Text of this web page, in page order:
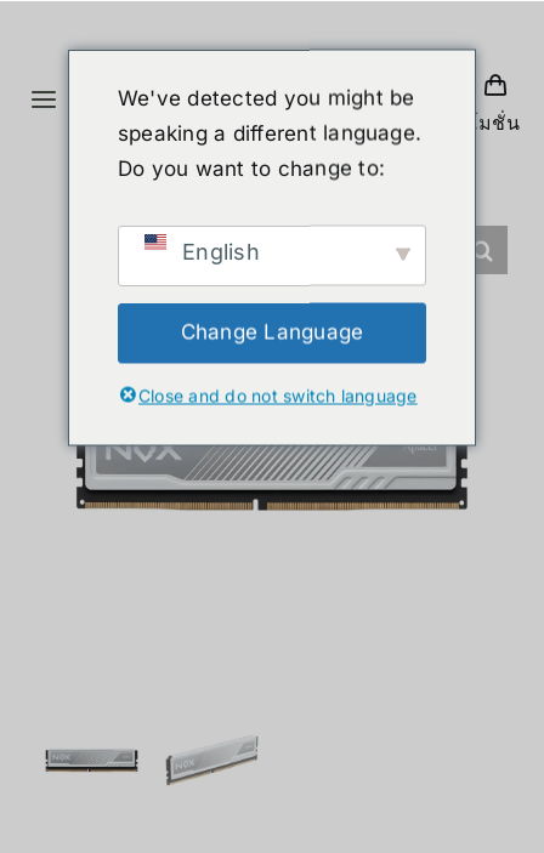
เนื้อหาToggle
Navigation
หน้าแรก
หุ่นยนต์รูปร่างมนุษย์
ข่าวสาร
บริการ
โปรโมชั่น
We've detected you might be
speaking a different language.
Do you want to change to:
English
Change Language
Close and do not switch language